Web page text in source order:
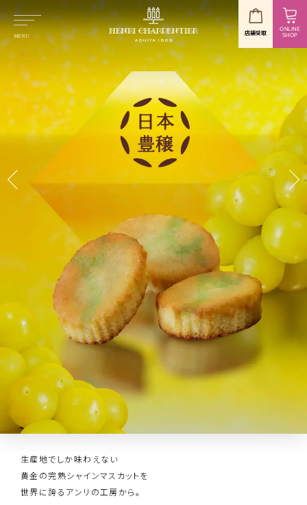
MENU 店舗受取 ONLINE
SHOP
銀座メゾンのとっておきの味わいをご自宅でも。
バナナのもっとも美味しい瞬間を見極め、相性の良いチョコレートと一緒に
焼き上げた逸品。
2026年の夏、大切なあの方へ想いを届けるスイーツを贈りませんか。
お中元送料無料キャンペーン実施中
お中元ギフト特集
生産地でしか味わえない
​黄金の完熟シャインマスカットを
世界に誇るアンリの工房から。
フルーツがごろごろぎっしり。
夏の定番ギフト。
テリーヌ・ドゥ・フリュイ
瀬戸内海に浮かぶ柑橘の島から届いた瑞々しく、
香り高いとっておきの甘夏。
甘夏フィナンシェ
まるでケーキのような、贅沢アイス
アンリ・ケーキアイス
大切な人を想って選ぶ7色のハートのケーキ
ハートのケーキ＜クールシリーズ＞
豪華にデコレーションをした2段のアニバーサリーケーキ
シャンティ・フレーズ
日本人ショコラチームの
情熱と技術が結集した
本気の大阪土産「大阪カカオ」が新発売
10月１日は、「芦屋のフィナンシェ世界一の日」。
素材や製法にこだわった香り極めた
フィナンシェは今年で発売50周年。
フィナンシェのさらなるおいしさと楽しみをお届けする
フィナンシェ専門店がオープン。
BEAN to FINANCIER
京・匠抹茶専門店 HANARE
HANARE